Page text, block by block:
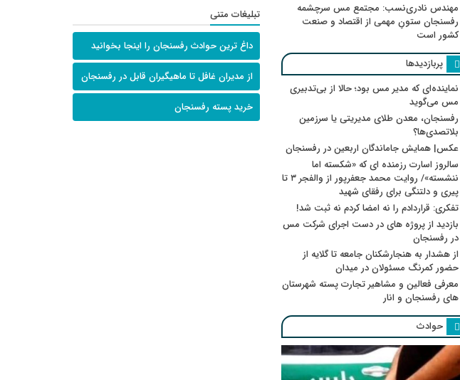
مهندس نادری‌نسب: مجتمع مس سرچشمه
رفسنجان ستونِ مهمی از اقتصاد و صنعت
کشور است
پربازدیدها
نماینده‌ای که مدیر مس بود؛ حالا از بی‌تدبیری
مس می‌گوید
رفسنجان، معدن طلای مدیریتی یا سرزمین
بلاتصدی‌ها؟
عکس| همایش جاماندگان اربعین در رفسنجان
سالروز اسارت رزمنده ای که «شکسته اما
ننشسته»/ روایت محمد جعفرپور از والفجر ۳ تا
پیری و دلتنگی برای رفقای شهید
تفکری: قراردادم را نه امضا کردم نه ثبت شد!
بازدید از پروژه های در دست اجرای شرکت مس
در رفسنجان
از هشدار به هنجارشکنان جامعه تا گلایه از
حضور کمرنگ مسئولان در میدان
معرفی فعالین و مشاهیر تجارت پسته شهرستان
های رفسنجان و انار
حوادث
تبلیغات متنی
داغ ترین حوادث رفسنجان را اینجا بخوانید
از مدیران غافل تا ماهیگیران قابل در رفسنجان
خرید پسته رفسنجان